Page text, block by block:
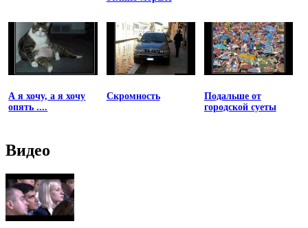
А я хочу, а я хочу
опять ....
Скромность
Подальше от
городской суеты
Видео